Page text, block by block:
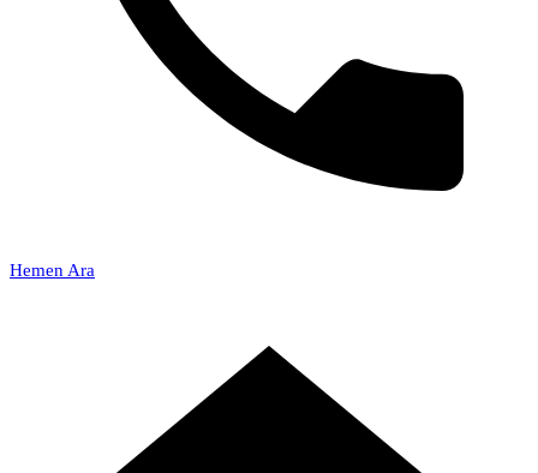
Hemen Ara